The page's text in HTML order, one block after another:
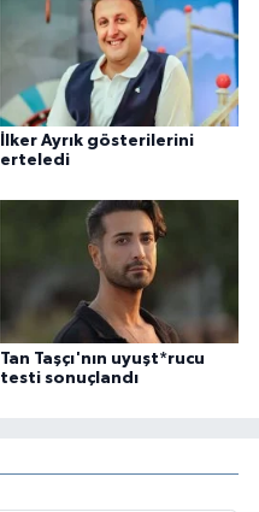
İlker Ayrık gösterilerini
erteledi
Tan Taşçı'nın uyuşt*rucu
testi sonuçlandı